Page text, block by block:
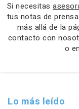
Si necesitas
tus notas de
más allá de la
contacto con
o
Lo más leído